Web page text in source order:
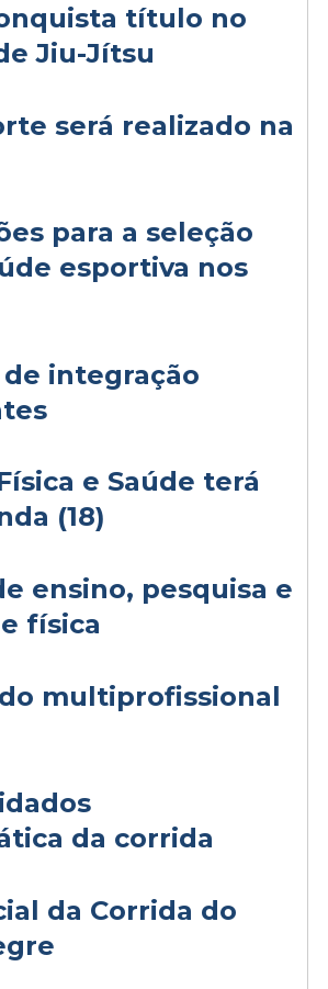
título no
Jiu-Jítsu
será realizado na
para a seleção
esportiva nos
integração
e Saúde terá
(18)
ensino, pesquisa e
física
multiprofissional
da corrida
da Corrida do